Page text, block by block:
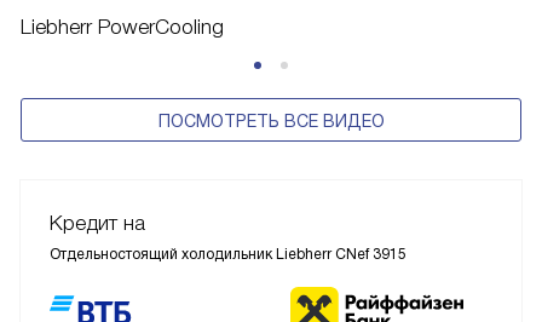
Liebherr PowerCooling
ПОСМОТРЕТЬ ВСЕ ВИДЕО
Кредит на
Отдельностоящий холодильник Liebherr CNef 3915